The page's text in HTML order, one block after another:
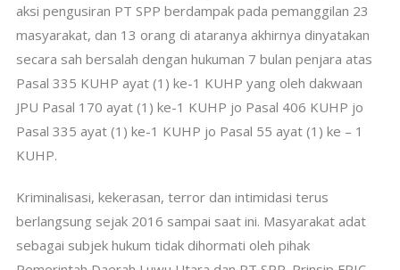
aksi pengusiran PT SPP berdampak pada pemanggilan 23
masyarakat, dan 13 orang di ataranya akhirnya dinyatakan
secara sah bersalah dengan hukuman 7 bulan penjara atas
Pasal 335 KUHP ayat (1) ke-1 KUHP yang oleh dakwaan
JPU Pasal 170 ayat (1) ke-1 KUHP jo Pasal 406 KUHP jo
Pasal 335 ayat (1) ke-1 KUHP jo Pasal 55 ayat (1) ke – 1
KUHP.
Kriminalisasi, kekerasan, terror dan intimidasi terus
berlangsung sejak 2016 sampai saat ini. Masyarakat adat
sebagai subjek hukum tidak dihormati oleh pihak